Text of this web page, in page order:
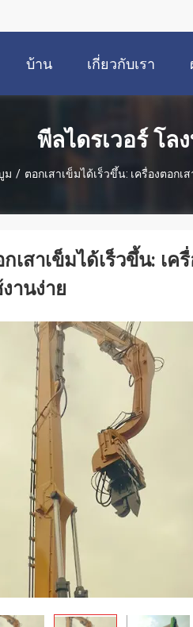
บ้าน เกี่ยวกับเรา
พีลไดรเวอร์ โ
ม / ตอกเสาเข็มได้เร็วขึ้น: เครื่องตอก
เสาเข็มได้เร็วขึ้น: เ
านง่าย